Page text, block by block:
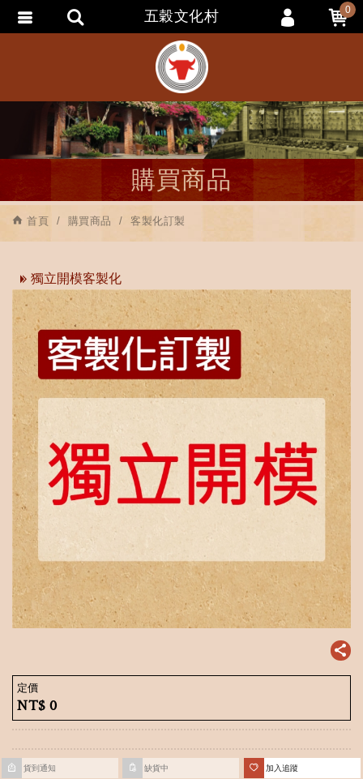
購買商品
首頁 購買商品 客製化訂製
獨立開模客製化
定價
NT$ 0
貨到通知 缺貨中 加入追蹤
五穀文化村 0
會員登入
會員註冊
忘記密碼
訂單查詢
追蹤清單
匯款通知